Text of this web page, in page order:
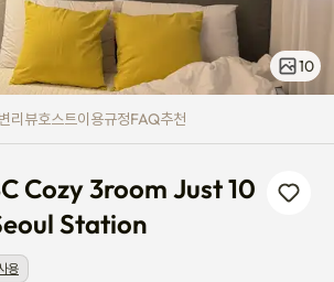
10
리뷰호스트이용규정FAQ추천
Cozy 3room Just 10
Station
용